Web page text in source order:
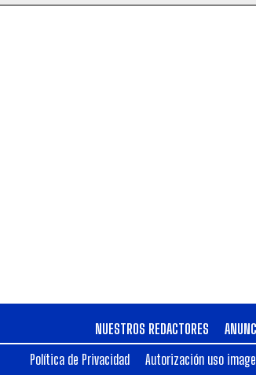
NUESTROS REDACTORES
Política de Privacidad
Autorización uso